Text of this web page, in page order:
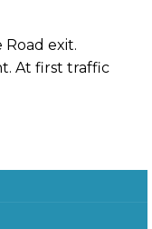
exit.
At first traffic